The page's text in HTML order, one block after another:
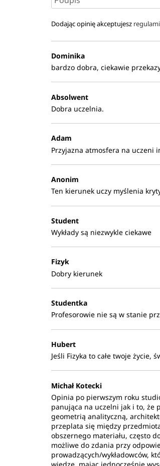
Dodając opinię akceptujesz
Dominika
bardzo dobra, ciekawie
Absolwent
Dobra uczelnia.
Adam
Przyjazna atmosfera na uczeni
Anonim
Ten kierunek uczy myślenia
Student
Wykłady są niezwykle ciekawe
Fizyk
Dobry kierunek
Studentka
Profesorowie nie są w stanie
Hubert
Jeśli Fizyka to całe twoje życie,
Michał Kotecki
Opinia po pierwszym roku
panująca na uczelni jak i to, że
geometrią analityczną,
przeplata się między
obszernego materiału, często
możliwe do zdania przy
prowadzących/wykładowców,
wiedzę, mając jednocześnie